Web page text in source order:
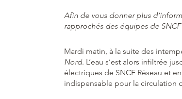
Afin de vous donner plus
rapprochés des équipes de
Mardi matin, à la suite des
Nord. L’eau s’est alors infiltrée
électriques de SNCF Réseau et
indispensable pour la circulation